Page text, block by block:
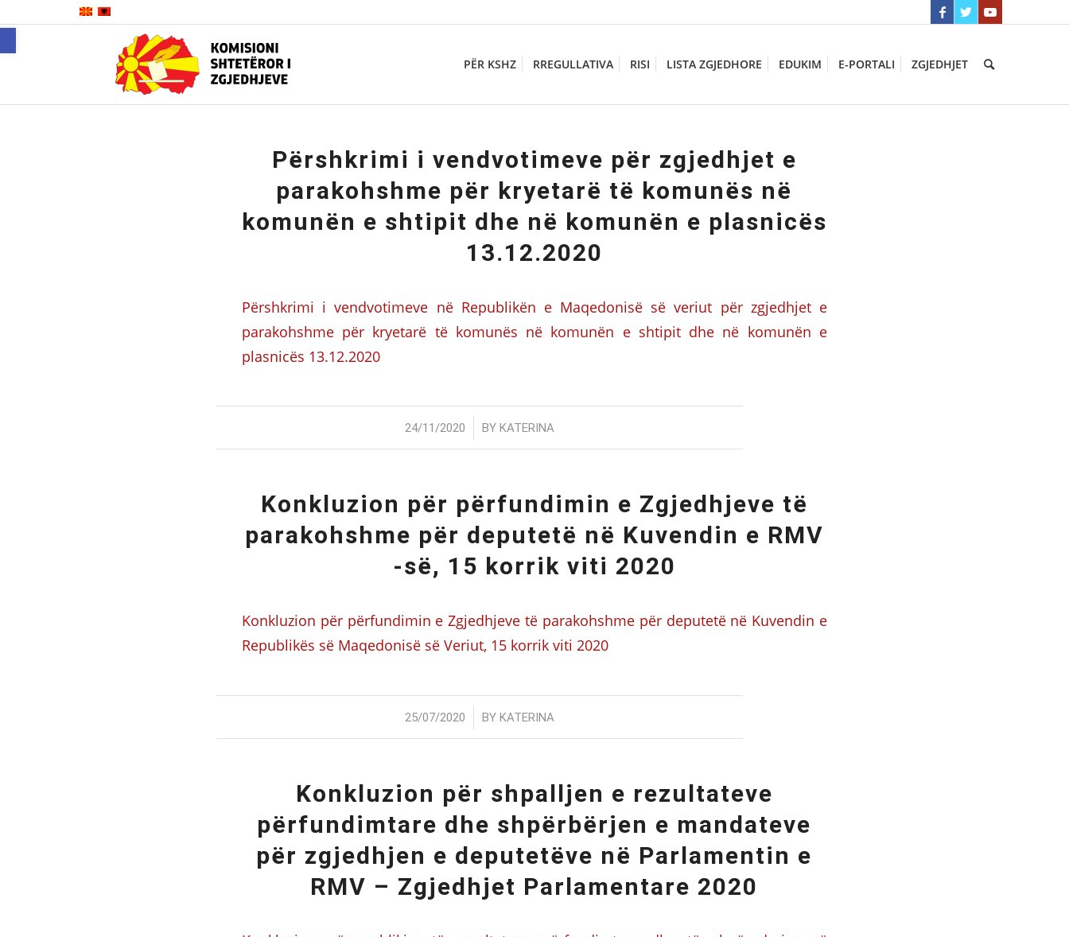
PËR KSHZ RREGULLATIVA RISI LISTA ZGJEDHORE EDUKIM E-PORTALI ZGJEDHJET
Përshkrimi i vendvotimeve për zgjedhjet e
parakohshme për kryetarë të komunës në
komunën e shtipit dhe në komunën e plasnicës
13.12.2020
Përshkrimi i vendvotimeve në Republikën e Maqedonisë së veriut për zgjedhjet e
parakohshme për kryetarë të komunës në komunën e shtipit dhe në komunën e
plasnicës 13.12.2020
24/11/2020
/ BYKATERINA
Konkluzion për përfundimin e Zgjedhjeve të
parakohshme për deputetë në Kuvendin e RMV
-së, 15 korrik viti 2020
Konkluzion për përfundimin e Zgjedhjeve të parakohshme për deputetë në Kuvendin e
Republikës së Maqedonisë së Veriut, 15 korrik viti 2020
25/07/2020
/ BYKATERINA
Konkluzion për shpalljen e rezultateve
përfundimtare dhe shpërbërjen e mandateve
për zgjedhjen e deputetëve në Parlamentin e
RMV – Zgjedhjet Parlamentare 2020
Open toolbar